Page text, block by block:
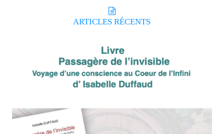
ARTICLES RÉCENTS